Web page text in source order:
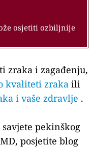
osjetiti ozbiljnije
zraka i zagađenju,
kvaliteti zraka ili
i vaše zdravlje .
pekinškog
posjetite blog